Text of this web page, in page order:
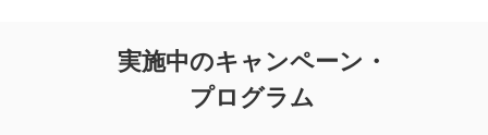
投稿に関する注意
実施中のキャンペーン・
プログラム